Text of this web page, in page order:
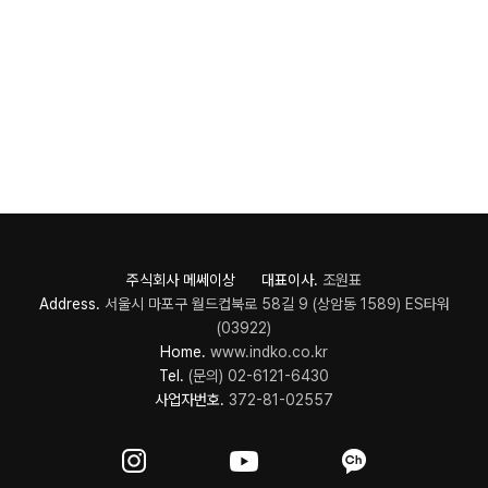
주식회사 메쎄이상 대표이사. 조원표
Address. 서울시 마포구 월드컵북로 58길 9 (상암동 1589) ES타워
(03922)
Home. www.indko.co.kr
Tel. (문의) 02-6121-6430
사업자번호. 372-81-02557